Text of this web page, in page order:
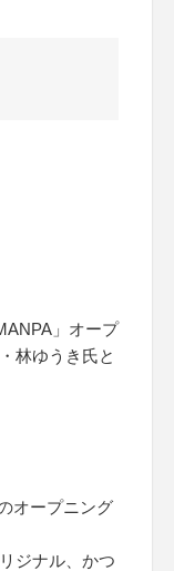
」オープ
林ゆうき氏と
オープニング
ジナル、かつ